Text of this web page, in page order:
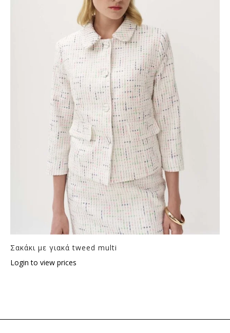
Σακάκι με γιακά tweed multi
Login to view prices